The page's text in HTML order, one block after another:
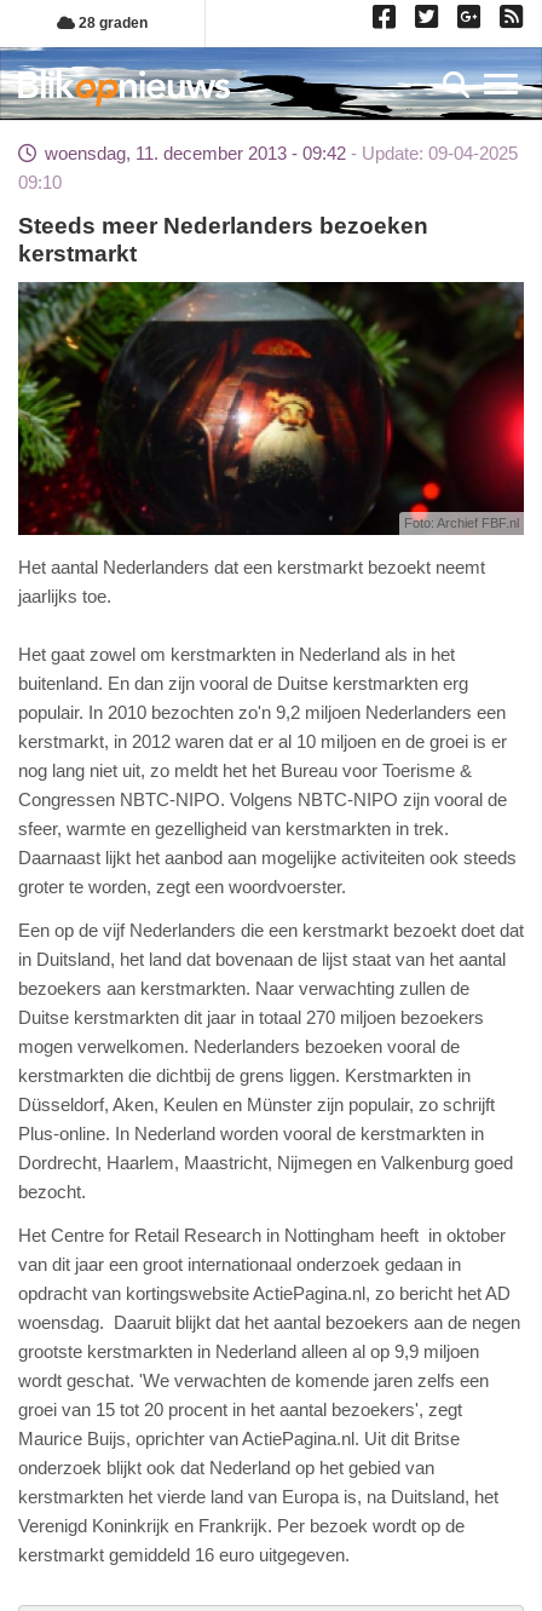
Overslaan
en
naar
de
gaan
28 graden
woensdag, 11. december 2013 - 09:42
Update: 09-04-2025
09:10
Steeds meer Nederlanders bezoeken
kerstmarkt
Foto: Archief FBF.nl
Het aantal Nederlanders dat een kerstmarkt bezoekt neemt
jaarlijks toe.
Het gaat zowel om kerstmarkten in Nederland als in het
buitenland. En dan zijn vooral de Duitse kerstmarkten erg
populair. In 2010 bezochten zo'n 9,2 miljoen Nederlanders een
kerstmarkt, in 2012 waren dat er al 10 miljoen en de groei is er
nog lang niet uit, zo meldt het het Bureau voor Toerisme &
Congressen NBTC-NIPO. Volgens NBTC-NIPO zijn vooral de
sfeer, warmte en gezelligheid van kerstmarkten in trek.
Daarnaast lijkt het aanbod aan mogelijke activiteiten ook steeds
groter te worden, zegt een woordvoerster.
Een op de vijf Nederlanders die een kerstmarkt bezoekt doet dat
in Duitsland, het land dat bovenaan de lijst staat van het aantal
bezoekers aan kerstmarkten. Naar verwachting zullen de
Duitse kerstmarkten dit jaar in totaal 270 miljoen bezoekers
mogen verwelkomen. Nederlanders bezoeken vooral de
kerstmarkten die dichtbij de grens liggen. Kerstmarkten in
Düsseldorf, Aken, Keulen en Münster zijn populair, zo schrijft
Plus-online. In Nederland worden vooral de kerstmarkten in
Dordrecht, Haarlem, Maastricht, Nijmegen en Valkenburg goed
bezocht.
Het Centre for Retail Research in Nottingham heeft in oktober
van dit jaar een groot internationaal onderzoek gedaan in
opdracht van kortingswebsite ActiePagina.nl, zo bericht het AD
woensdag. Daaruit blijkt dat het aantal bezoekers aan de negen
grootste kerstmarkten in Nederland alleen al op 9,9 miljoen
wordt geschat. 'We verwachten de komende jaren zelfs een
groei van 15 tot 20 procent in het aantal bezoekers', zegt
Maurice Buijs, oprichter van ActiePagina.nl. Uit dit Britse
onderzoek blijkt ook dat Nederland op het gebied van
kerstmarkten het vierde land van Europa is, na Duitsland, het
Verenigd Koninkrijk en Frankrijk. Per bezoek wordt op de
kerstmarkt gemiddeld 16 euro uitgegeven.